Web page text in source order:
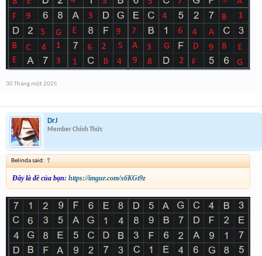
30 Tháng một 2025
DrJ
Member Chính Thức
Belinda said: ↑
Đây là đề của bạn: https://imgur.com/x6KGt9z